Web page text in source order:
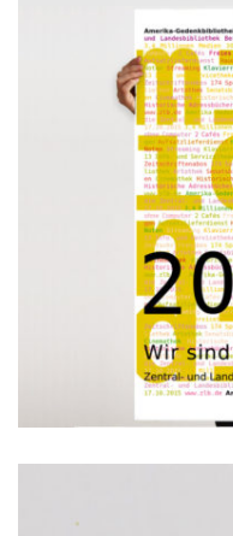
Plakate